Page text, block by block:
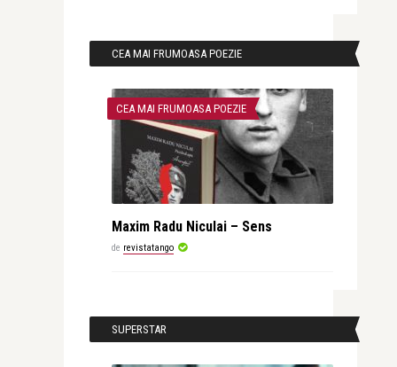
CEA MAI FRUMOASA POEZIE
CEA MAI FRUMOASA POEZIE
Maxim Radu Niculai – Sens
de revistatango
SUPERSTAR